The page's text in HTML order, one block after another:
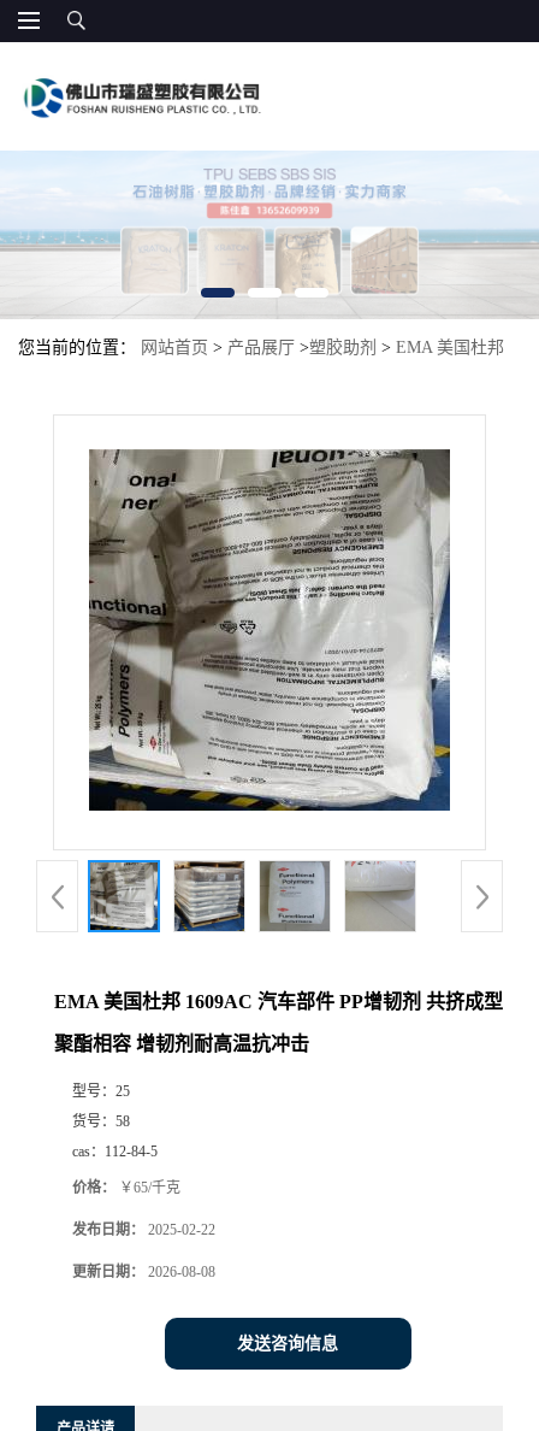
您当前的位置： 网站首页 > 产品展厅 >塑胶助剂 > EMA 美国杜邦
EMA 美国杜邦 1609AC 汽车部件 PP增韧剂 共挤成型
聚酯相容 增韧剂耐高温抗冲击
型号： 25
货号： 58
cas： 112-84-5
价格： ￥65/千克
发布日期： 2025-02-22
更新日期： 2026-08-08
发送咨询信息